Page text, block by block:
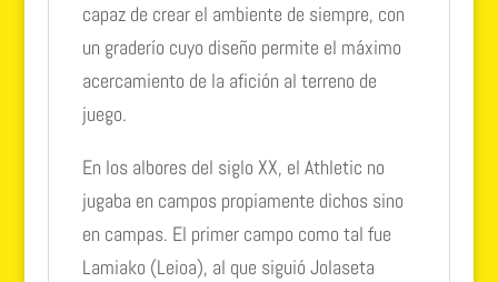
capaz de crear el ambiente de siempre, con
un graderío cuyo diseño permite el máximo
acercamiento de la afición al terreno de
juego.
En los albores del siglo XX, el Athletic no
jugaba en campos propiamente dichos sino
en campas. El primer campo como tal fue
Lamiako (Leioa), al que siguió Jolaseta